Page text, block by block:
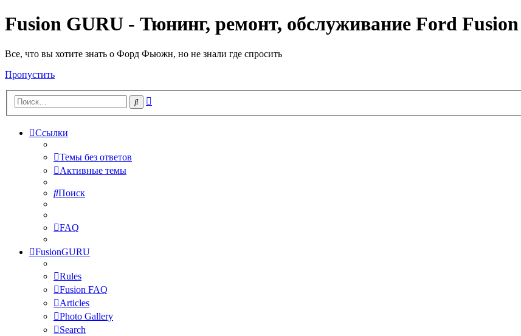
Fusion GURU - Тюнинг, ремонт, обслуживание Ford Fusion
Все, что вы хотите знать о Форд Фьюжн, но не знали где спросить
Пропустить
Поиск
Ссылки
Темы без ответов
Активные темы
Поиск
FAQ
FusionGURU
Rules
Fusion FAQ
Articles
Photo Gallery
Search